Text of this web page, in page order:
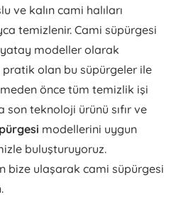
ve kalın cami halıları
temizlenir. Cami süpürgesi
modeller olarak
pratik olan bu süpürgeler ile
önce tüm temizlik işi
son teknoloji ürünü sıfır ve
modellerini uygun
buluşturuyoruz.
bize ulaşarak cami süpürgesi